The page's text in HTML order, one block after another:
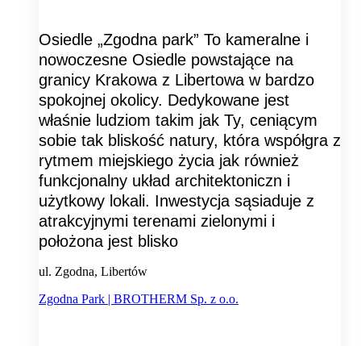
Osiedle „Zgodna park” To kameralne i
nowoczesne Osiedle powstające na
granicy Krakowa z Libertowa w bardzo
spokojnej okolicy. Dedykowane jest
właśnie ludziom takim jak Ty, ceniącym
sobie tak bliskość natury, która współgra z
rytmem miejskiego życia jak również
funkcjonalny układ architektoniczn i
użytkowy lokali. Inwestycja sąsiaduje z
atrakcyjnymi terenami zielonymi i
położona jest blisko
ul. Zgodna, Libertów
Zgodna Park | BROTHERM Sp. z o.o.